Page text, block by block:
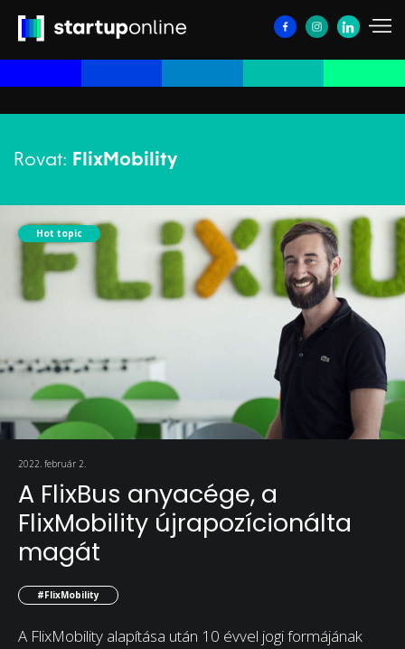
Rovat: FlixMobility
Hot topic
2022. február 2.
A FlixBus anyacége, a
FlixMobility újrapozícionálta
magát
#FlixMobility
A FlixMobility alapítása után 10 évvel jogi formájának